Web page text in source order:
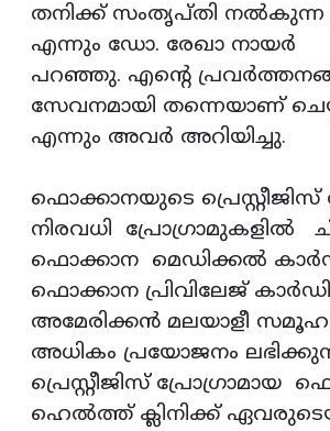
തനിക്ക് സംതൃപ്‌തി നൽകുന്ന
എന്നും ഡോ. രേഖാ നായർ
പറഞ്ഞു. എന്റെ
സേവനമായി തന്നെയാണ്
എന്നും അവർ അറിയിച്ചു.
ഫൊക്കാനയുടെ
നിരവധി പ്രോഗ്രാമുകളിൽ
ഫൊക്കാന മെഡിക്കൽ
ഫൊക്കാന പ്രിവിലേജ്
അമേരിക്കൻ മലയാളീ
അധികം പ്രയോജനം
പ്രെസ്റ്റീജിസ് പ്രോഗ്രാമായ
ഹെൽത്ത് ക്ലിനിക്ക്